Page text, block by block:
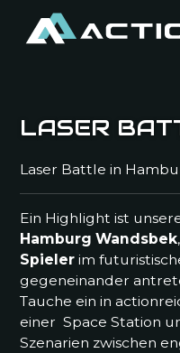
LASER
Laser Battle in
Ein Highlight ist
Hamburg Wandsbek
Spieler im
gegeneinander
Tauche ein in
einer Space Station
Szenarien zwischen